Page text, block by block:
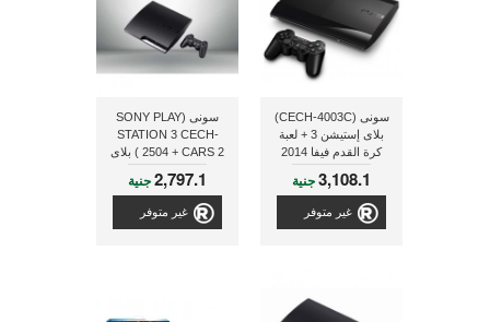
سونى (CECH-4003C)
بلاى إستيشن 3 + لعبة
كرة القدم فيفا 2014
البرازيل
3,108.1جنية
غير متوفر
سونى (SONY PLAY
STATION 3 CECH-
2504 + CARS 2 ) بلاى
ستيشن 3
2,797.1جنية
غير متوفر